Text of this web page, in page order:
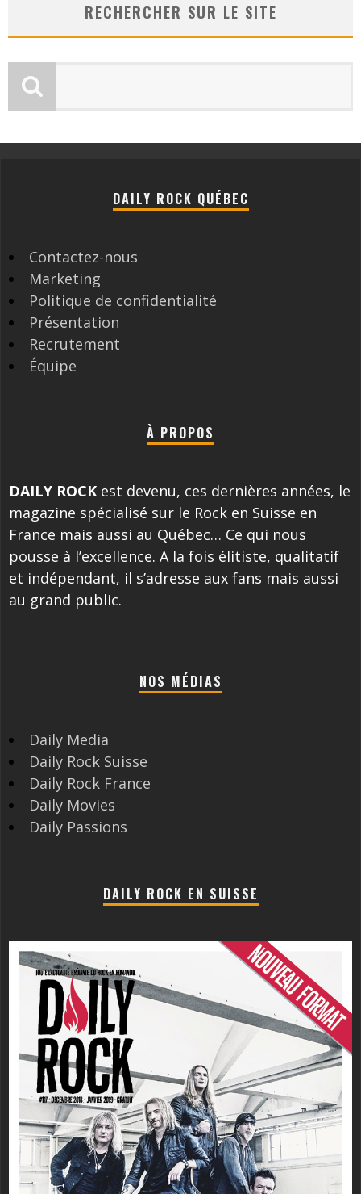
RECHERCHER SUR LE SITE
DAILY ROCK QUÉBEC
Contactez-nous
Marketing
Politique de confidentialité
Présentation
Recrutement
Équipe
À PROPOS
DAILY ROCK est devenu, ces dernières années, le
magazine spécialisé sur le Rock en Suisse en
France mais aussi au Québec… Ce qui nous
pousse à l’excellence. A la fois élitiste, qualitatif
et indépendant, il s’adresse aux fans mais aussi
au grand public.
NOS MÉDIAS
Daily Media
Daily Rock Suisse
Daily Rock France
Daily Movies
Daily Passions
DAILY ROCK EN SUISSE